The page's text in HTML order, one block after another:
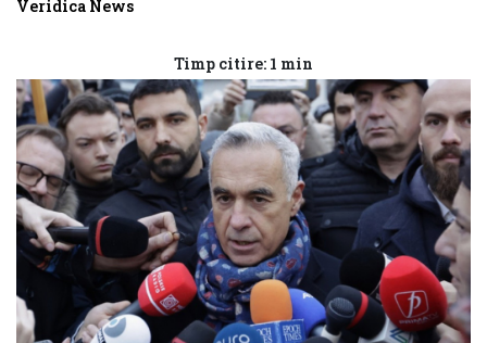
Veridica News
Timp citire: 1 min